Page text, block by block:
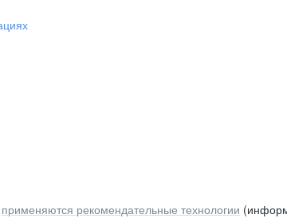
применяются рекомендательные технологии